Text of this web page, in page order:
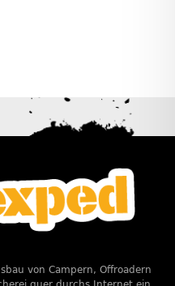
von Campern, Offroadern